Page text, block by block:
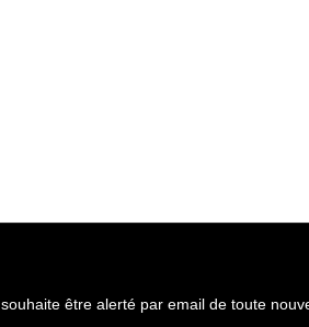
être alerté par email de toute